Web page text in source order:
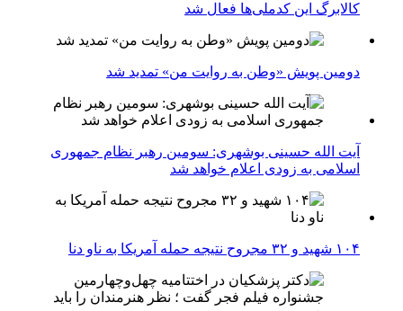
کالابرگ این کدملی‌ها فعال شد
دومین پویش «وطن به روایت من» تمدید شد
آیت الله حسینی بوشهری: سومین رهبر نظام جمهوری
اسلامی به زودی اعلام خواهد شد
۱۰۴ شهید و ۳۲ مجروح نتیجه حمله آمریکا به ناو دنا